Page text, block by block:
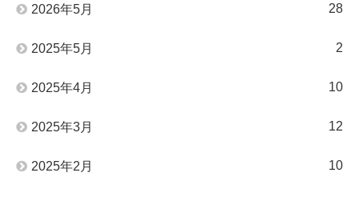
2026年5月 28
2025年5月 2
2025年4月 10
2025年3月 12
2025年2月 10